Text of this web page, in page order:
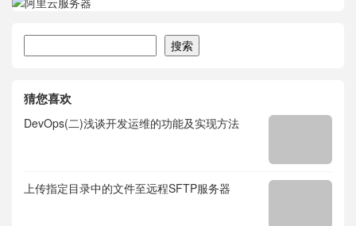
搜索
猜您喜欢
DevOps(二)浅谈开发运维的功能及实现方法
上传指定目录中的文件至远程SFTP服务器